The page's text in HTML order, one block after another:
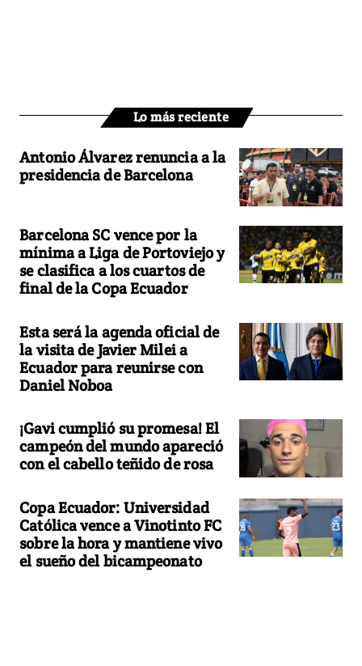
Lo más reciente
Antonio Álvarez renuncia a la
presidencia de Barcelona
Barcelona SC vence por la
mínima a Liga de Portoviejo y
se clasifica a los cuartos de
final de la Copa Ecuador
Esta será la agenda oficial de
la visita de Javier Milei a
Ecuador para reunirse con
Daniel Noboa
¡Gavi cumplió su promesa! El
campeón del mundo apareció
con el cabello teñido de rosa
Copa Ecuador: Universidad
Católica vence a Vinotinto FC
sobre la hora y mantiene vivo
el sueño del bicampeonato